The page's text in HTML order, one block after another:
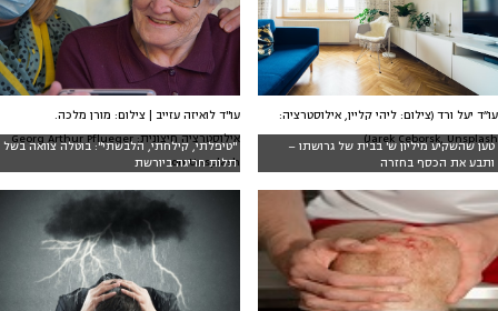
טען שהשקיע מיליון ש' בבית של גרושתו –
ותבע את הכסף בחזרה
עו״ד יעל ורד (צילום: ליהי קליין, אילוסטרציה:
Jarek Ceborsk, Unsplash)
"טיפלתי, קילחתי, הלבשתי": בוטלה צוואה בשל
תלות חריגה ביורשת
עו"ד לואיזה עזייב | צילום: מורן מלכה.
אילוסטרציה חיצונית: Georg Arthur Pflueger
on Unsplash